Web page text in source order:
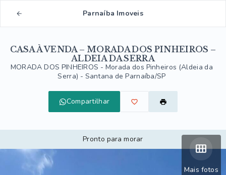
Parnaíba Imoveis
CASA À VENDA – MORADA DOS PINHEIROS –
ALDEIA DA SERRA
MORADA DOS PINHEIROS - Morada dos Pinheiros (Aldeia da
Serra) - Santana de Parnaíba/SP
Compartilhar
Mais fotos
Pronto para morar